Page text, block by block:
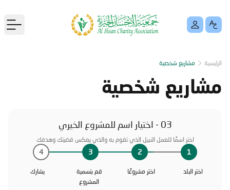
الرئيسية مشاريع شخصية
مشاريع شخصية
03 - اختيار اسم للمشروع الخيري
اختر اسمًا للعمل النبيل الذي تقوم به والذي يعكس قضيتك وهدفك
1
2
3
4
اختر البلد اختر مشروعًا
قم بتسمية
المشروع
يشارك